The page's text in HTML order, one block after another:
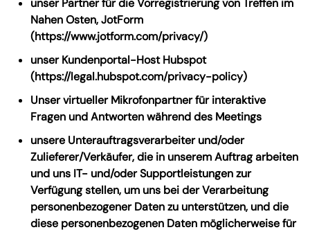
unser Partner für die Vorregistrierung von Treffen im
Nahen Osten, JotForm
(https://www.jotform.com/privacy/)
unser Kundenportal-Host Hubspot
(https://legal.hubspot.com/privacy-policy)
Unser virtueller Mikrofonpartner für interaktive
Fragen und Antworten während des Meetings
unsere Unterauftragsverarbeiter und/oder
Zulieferer/Verkäufer, die in unserem Auftrag arbeiten
und uns IT- und/oder Supportleistungen zur
Verfügung stellen, um uns bei der Verarbeitung
personenbezogener Daten zu unterstützen, und die
diese personenbezogenen Daten möglicherweise für